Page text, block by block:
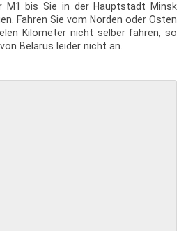
M1 bis Sie in der Hauptstadt Minsk
Fahren Sie vom Norden oder Osten
Kilometer nicht selber fahren, so
Belarus leider nicht an.